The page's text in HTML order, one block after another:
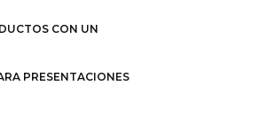
CON UN
PRESENTACIONES